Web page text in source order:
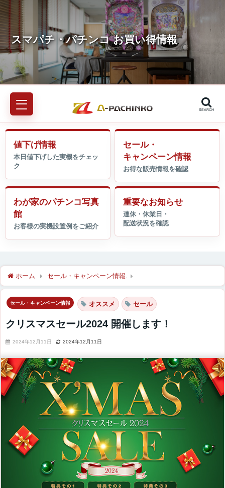
SEARCH
値下げ情報
セール・
キャンペーン情報
わが家のパチンコ写真
館
重要なお知らせ
ホーム セール・キャンペーン情報
セール・キャンペーン情報 オススメ セール
クリスマスセール2024 開催します！
2024年12月11日 2024年12月11日